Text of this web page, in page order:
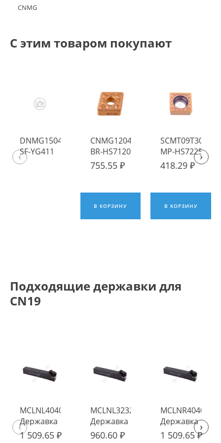
CNMG
С этим товаром покупают
DNMG150404-
SF-YG411
Пластина
CNMG120412-
BR-HS7120
Пластина
755.55 ₽
В КОРЗИНУ
SCMT09T304-
MP-HS7225
Пластина
418.29 ₽
В КОРЗИНУ
‹ ›
Подходящие державки для
CN19
MCLNL4040R19
Державка
токарная
1 509.65 ₽
MCLNL3232P19
Державка
токарная
960.60 ₽
MCLNR4040R19
Державка
токарная
1 509.65 ₽
‹ ›